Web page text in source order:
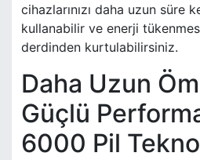
cihazlarınızı daha uzun süre
kullanabilir ve enerji
derdinden kurtulabilirsiniz.
Daha Uzun
Güçlü
6000 Pil